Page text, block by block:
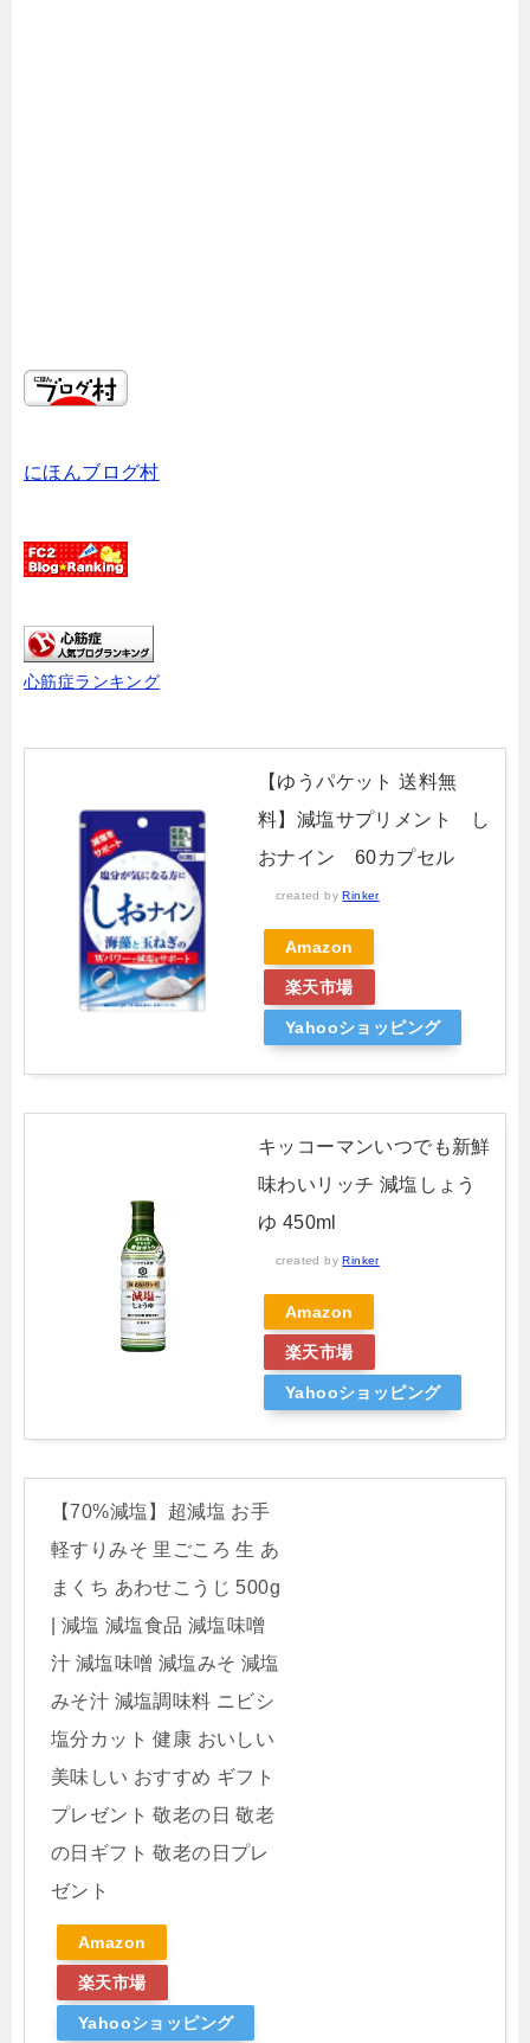
にほんブログ村
心筋症ランキング
【ゆうパケット 送料無
料】減塩サプリメント し
おナイン 60カプセル
created by Rinker
Amazon
楽天市場
Yahooショッピング
キッコーマンいつでも新鮮
味わいリッチ 減塩しょう
ゆ 450ml
created by Rinker
Amazon
楽天市場
Yahooショッピング
【70%減塩】超減塩 お手
軽すりみそ 里ごころ 生 あ
まくち あわせこうじ 500g
| 減塩 減塩食品 減塩味噌
汁 減塩味噌 減塩みそ 減塩
みそ汁 減塩調味料 ニビシ
塩分カット 健康 おいしい
美味しい おすすめ ギフト
プレゼント 敬老の日 敬老
の日ギフト 敬老の日プレ
ゼント
Amazon
楽天市場
Yahooショッピング